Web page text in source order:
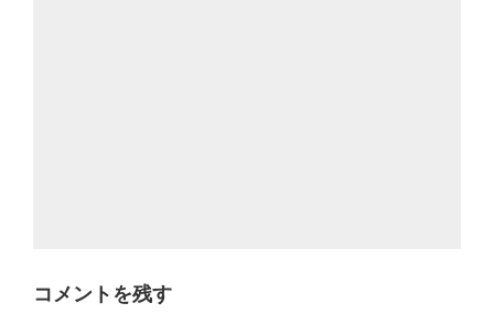
コメントを残す